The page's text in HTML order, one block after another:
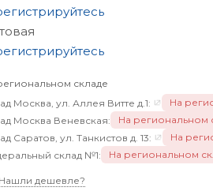
складе
Москва, ул. Аллея Витте д.1:
На
Москва Веневская:
На региональном
Саратов, ул. Танкистов д. 13:
На
склад №1:
На региональном
Нашли дешевле?